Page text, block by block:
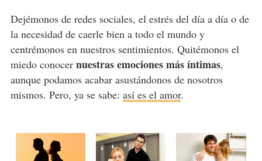
Dejémonos de redes sociales, el estrés del día a día o de
la necesidad de caerle bien a todo el mundo y
centrémonos en nuestros sentimientos. Quitémonos el
miedo conocer nuestras emociones más íntimas,
aunque podamos acabar asustándonos de nosotros
mismos. Pero, ya se sabe: así es el amor.